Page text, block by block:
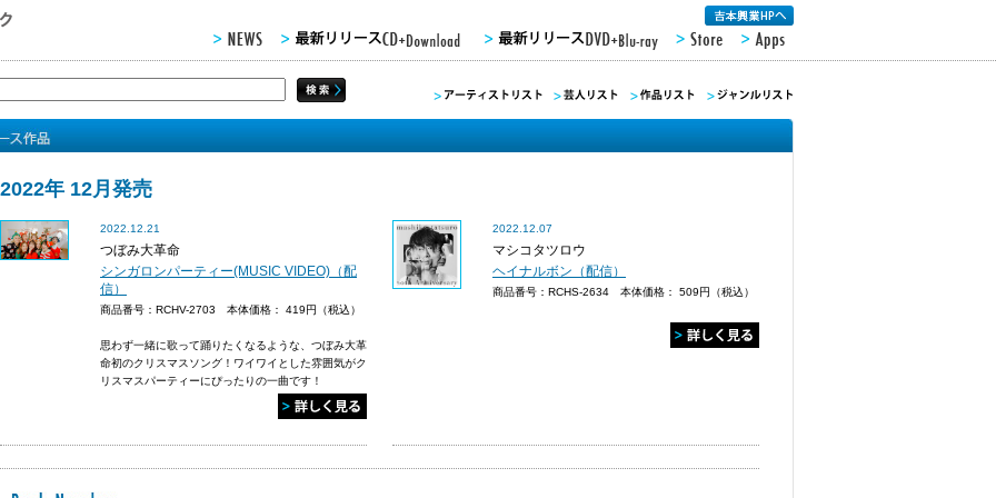
2022年 12月発売
2022.12.21
つぼみ大革命
シンガロンパーティー(MUSIC VIDEO)（配
信）
商品番号：RCHV-2703 本体価格： 419円（税込）
思わず一緒に歌って踊りたくなるような、つぼみ大革
命初のクリスマスソング！ワイワイとした雰囲気がク
リスマスパーティーにぴったりの一曲です！
2022.12.07
マシコタツロウ
ヘイナルボン（配信）
商品番号：RCHS-2634 本体価格： 509円（税込）